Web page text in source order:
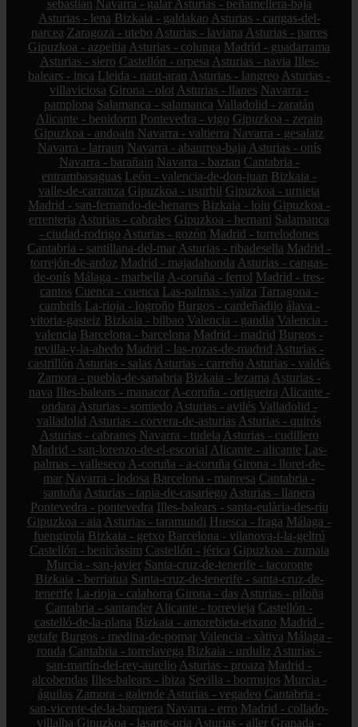
sebastián Navarra - galar Asturias - peñamellera-baja
Asturias - lena Bizkaia - galdakao Asturias - cangas-del-
narcea Zaragoza - utebo Asturias - laviana Asturias - parres
Gipuzkoa - azpeitia Asturias - colunga Madrid - guadarrama
Asturias - siero Castellón - orpesa Asturias - navia Illes-
balears - inca Lleida - naut-aran Asturias - langreo Asturias -
villaviciosa Girona - olot Asturias - llanes Navarra -
pamplona Salamanca - salamanca Valladolid - zaratán
Alicante - benidorm Pontevedra - vigo Gipuzkoa - zerain
Gipuzkoa - andoain Navarra - valtierra Navarra - gesalatz
Navarra - larraun Navarra - abaurrea-baja Asturias - onís
Navarra - barañain Navarra - baztan Cantabria -
entrambasaguas León - valencia-de-don-juan Bizkaia -
valle-de-carranza Gipuzkoa - usurbil Gipuzkoa - urnieta
Madrid - san-fernando-de-henares Bizkaia - loiu Gipuzkoa -
errenteria Asturias - cabrales Gipuzkoa - hernani Salamanca
- ciudad-rodrigo Asturias - gozón Madrid - torrelodones
Cantabria - santillana-del-mar Asturias - ribadesella Madrid -
torrejón-de-ardoz Madrid - majadahonda Asturias - cangas-
de-onís Málaga - marbella A-coruña - ferrol Madrid - tres-
cantos Cuenca - cuenca Las-palmas - yaiza Tarragona -
cambrils La-rioja - logroño Burgos - cardeñadijo álava -
vitoria-gasteiz Bizkaia - bilbao Valencia - gandia Valencia -
valencia Barcelona - barcelona Madrid - madrid Burgos -
revilla-y-la-ahedo Madrid - las-rozas-de-madrid Asturias -
castrillón Asturias - salas Asturias - carreño Asturias - valdés
Zamora - puebla-de-sanabria Bizkaia - lezama Asturias -
nava Illes-balears - manacor A-coruña - ortigueira Alicante -
ondara Asturias - somiedo Asturias - avilés Valladolid -
valladolid Asturias - corvera-de-asturias Asturias - quirós
Asturias - cabranes Navarra - tudela Asturias - cudillero
Madrid - san-lorenzo-de-el-escorial Alicante - alicante Las-
palmas - valleseco A-coruña - a-coruña Girona - lloret-de-
mar Navarra - lodosa Barcelona - manresa Cantabria -
santoña Asturias - tapia-de-casariego Asturias - llanera
Pontevedra - pontevedra Illes-balears - santa-eulària-des-riu
Gipuzkoa - aia Asturias - taramundi Huesca - fraga Málaga -
fuengirola Bizkaia - getxo Barcelona - vilanova-i-la-geltrú
Castellón - benicàssim Castellón - jérica Gipuzkoa - zumaia
Murcia - san-javier Santa-cruz-de-tenerife - tacoronte
Bizkaia - berriatua Santa-cruz-de-tenerife - santa-cruz-de-
tenerife La-rioja - calahorra Girona - das Asturias - piloña
Cantabria - santander Alicante - torrevieja Castellón -
castelló-de-la-plana Bizkaia - amorebieta-etxano Madrid -
getafe Burgos - medina-de-pomar Valencia - xàtiva Málaga -
ronda Cantabria - torrelavega Bizkaia - urduliz Asturias -
san-martín-del-rey-aurelio Asturias - proaza Madrid -
alcobendas Illes-balears - ibiza Sevilla - bormujos Murcia -
águilas Zamora - galende Asturias - vegadeo Cantabria -
san-vicente-de-la-barquera Navarra - erro Madrid - collado-
villalba Gipuzkoa - lasarte-oria Asturias - aller Granada -